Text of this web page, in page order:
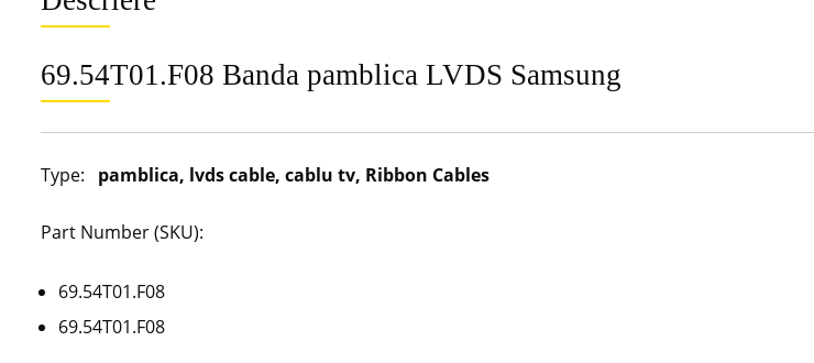
69.54T01.F08 Banda pamblica LVDS Samsung
Type: pamblica, lvds cable, cablu tv, Ribbon Cables
Part Number (SKU):
69.54T01.F08
69.54T01.F08